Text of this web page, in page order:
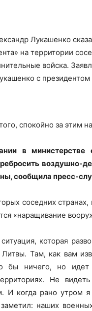
Лукашенко
на территории
войска.
с
спокойно за этим
в министерстве
воздушно-
сообщила пресс-
соседних
«наращивание
которая
Там, как вам
бы ничего, но идет
Не
И когда рано утром я
наших